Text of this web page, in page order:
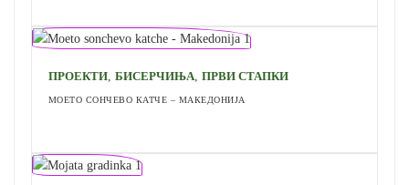
ПРОЕКТИ, БИСЕРЧИЊА, ПРВИ СТАПКИ
МОЕТО СОНЧЕВО КАТЧЕ – МАКЕДОНИЈА